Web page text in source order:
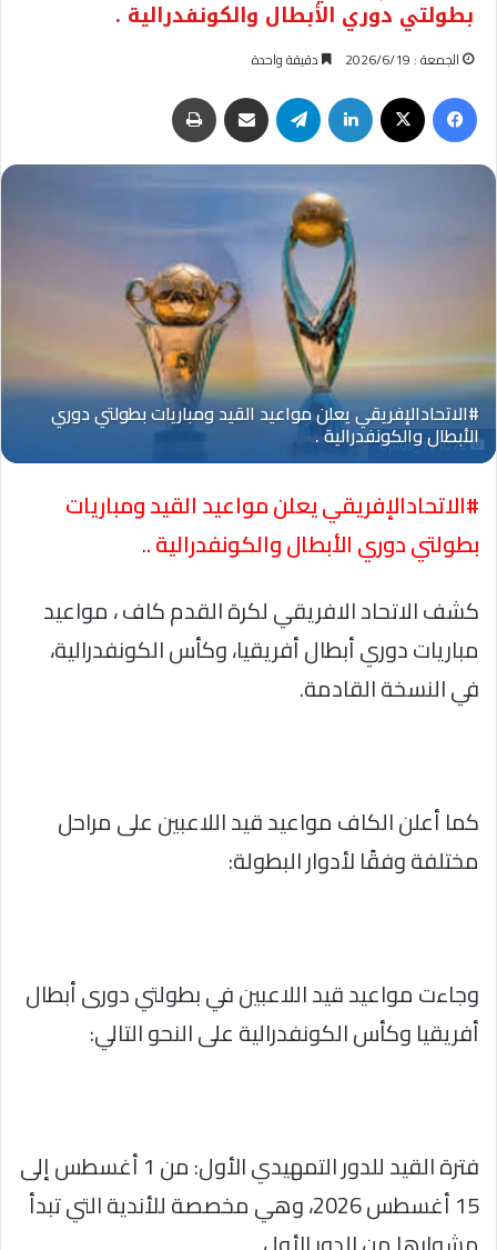
بطولتي دوري الأبطال والكونفدرالية .
الجمعة : 2026/6/19 دقيقة واحدة
فيسبوك لينكدإن تيلقرام مشاركة عبر البريد
Oplus_131072
#الاتحادالإفريقي يعلن مواعيد القيد ومباريات
بطولتي دوري الأبطال والكونفدرالية ..
كشف الاتحاد الافريقي لكرة القدم كاف ، مواعيد
مباريات دوري أبطال أفريقيا، وكأس الكونفدرالية،
في النسخة القادمة.
كما أعلن الكاف مواعيد قيد اللاعبين على مراحل
مختلفة وفقًا لأدوار البطولة:
وجاءت مواعيد قيد اللاعبين في بطولتي دورى أبطال
أفريقيا وكأس الكونفدرالية على النحو التالي:
فترة القيد للدور التمهيدي الأول: من 1 أغسطس إلى
15 أغسطس 2026، وهي مخصصة للأندية التي تبدأ